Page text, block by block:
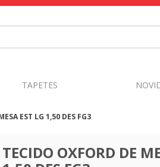
TAPETES
EST LG 1,50 DES FG3
TECIDO OXFORD DE